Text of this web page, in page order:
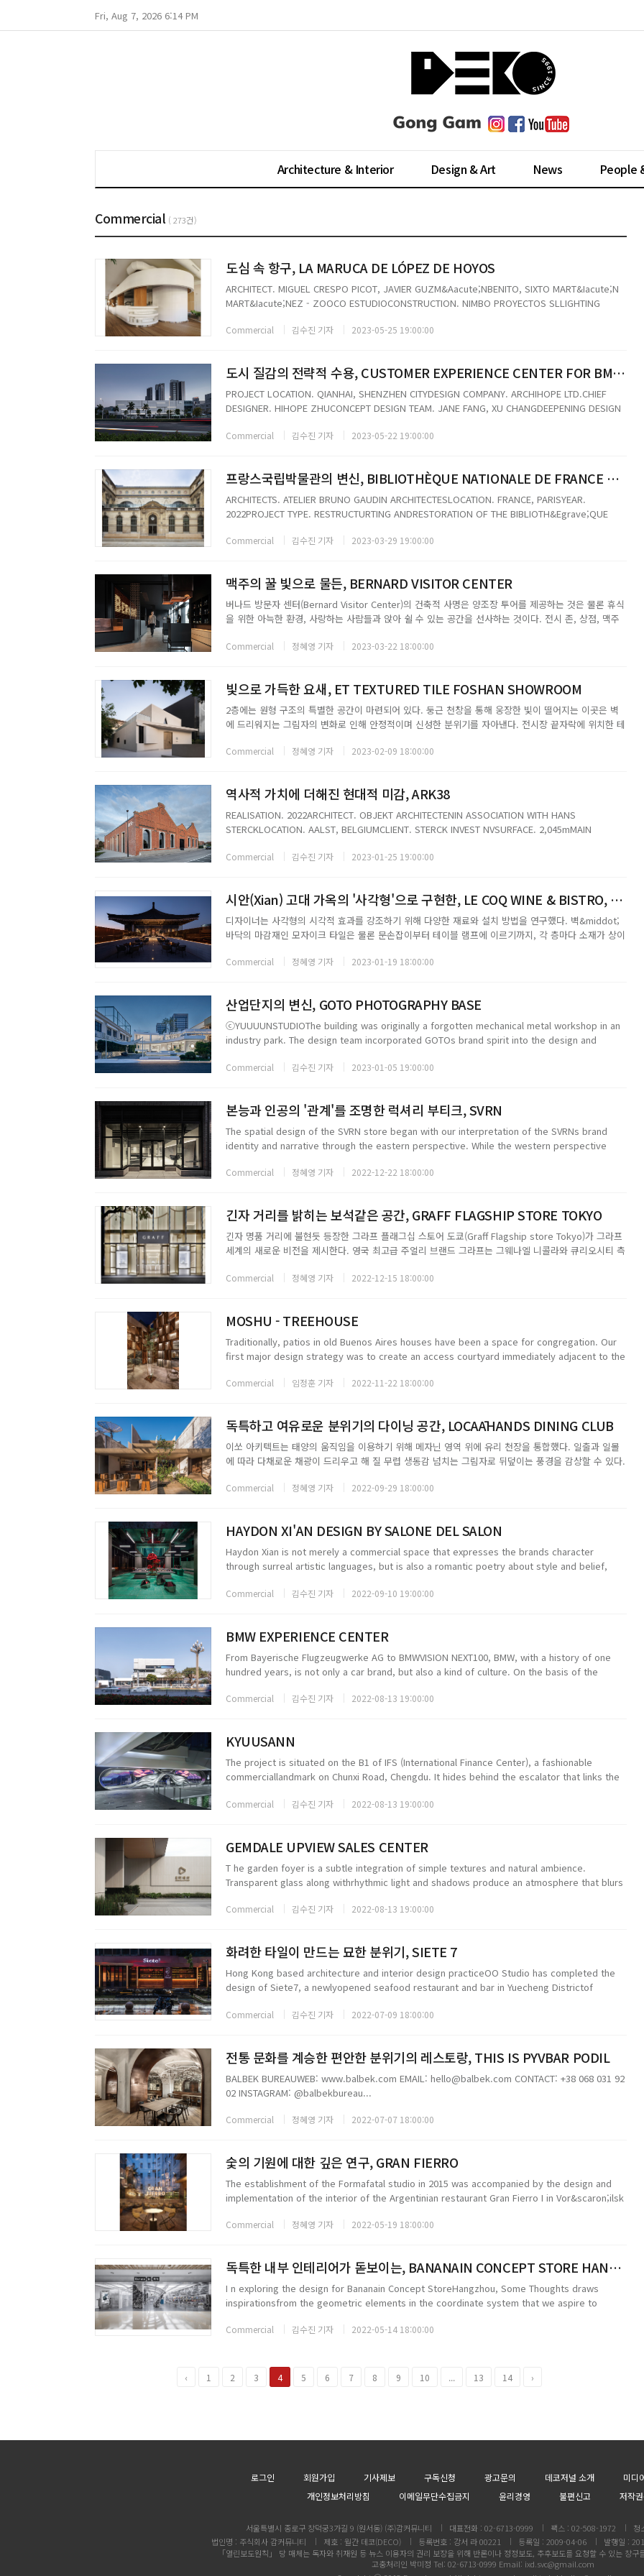
Fri, Aug 7, 2026 6:14 PM
Architecture & Interior Design & Art News People
Commercial ( 273건)
도심 속 항구, LA MARUCA DE LÓPEZ DE HOYOS
ARCHITECT. MIGUEL CRESPO PICOT, JAVIER GUZM&Aacute;NBENITO, SIXTO MART&Iacute;N
MART&Iacute;NEZ - ZOOCO ESTUDIOCONSTRUCTION. NIMBO PROYECTOS SLLIGHTING
Commercial 김수진 기자 2023-05-25 19:00:00
도시 질감의 전략적 수용, CUSTOMER EXPERIENCE CENTER FOR BMW IN QIANHAI
PROJECT LOCATION. QIANHAI, SHENZHEN CITYDESIGN COMPANY. ARCHIHOPE LTD.CHIEF
DESIGNER. HIHOPE ZHUCONCEPT DESIGN TEAM. JANE FANG, XU CHANGDEEPENING DESIGN
Commercial 김수진 기자 2023-05-22 19:00:00
프랑스국립박물관의 변신, BIBLIOTHÈQUE NATIONALE DE FRANCE RICHELIEU: LA BNF
​​​​​​​ARCHITECTS. ATELIER BRUNO GAUDIN ARCHITECTESLOCATION. FRANCE, PARISYEAR.
2022PROJECT TYPE. RESTRUCTURTING ANDRESTORATION OF THE BIBLIOTH&Egrave;QUE
Commercial 김수진 기자 2023-03-29 19:00:00
맥주의 꿀 빛으로 물든, BERNARD VISITOR CENTER
버나드 방문자 센터(Bernard Visitor Center)의 건축적 사명은 양조장 투어를 제공하는 것은 물론 휴식
을 위한 아늑한 환경, 사랑하는 사람들과 앉아 쉴 수 있는 공간을 선사하는 것이다. 전시 존, 상점, 맥주
과 여행객을 반갑게 맞이한다. 새...
Commercial 정혜영 기자 2023-03-22 18:00:00
빛으로 가득한 요새, ET TEXTURED TILE FOSHAN SHOWROOM
2층에는 원형 구조의 특별한 공간이 마련되어 있다. 둥근 천창을 통해 웅장한 빛이 떨어지는 이곳은 벽
에 드리워지는 그림자의 변화로 인해 안정적이며 신성한 분위기를 자아낸다. 전시장 끝자락에 위치한 테
타일은 공간의 연속성을 강조하며 지루하지 않은 디자인을 완성...
Commercial 정혜영 기자 2023-02-09 18:00:00
역사적 가치에 더해진 현대적 미감, ARK38
REALISATION. 2022ARCHITECT. OBJEKT ARCHITECTENIN ASSOCIATION WITH HANS
STERCKLOCATION. AALST, BELGIUMCLIENT. STERCK INVEST NVSURFACE. 2,045mMAIN
Commercial 김수진 기자 2023-01-25 19:00:00
시안(Xian) 고대 가옥의 '사각형'으로 구현한, LE COQ WINE & BISTRO, XIAN
디자이너는 사각형의 시각적 효과를 강조하기 위해 다양한 재료와 설치 방법을 연구했다. 벽&middot;
바닥의 마감재인 모자이크 타일은 물론 문손잡이부터 테이블 램프에 이르기까지, 각 층마다 소재가 상이
마련되어 있다. 비교적 채광이 약한 이곳은 은은하게 빛을...
Commercial 정혜영 기자 2023-01-19 18:00:00
산업단지의 변신, GOTO PHOTOGRAPHY BASE
ⓒYUUUUNSTUDIOThe building was originally a forgotten mechanical metal workshop in an
industry park. The design team incorporated GOTOs brand spirit into the design and
Commercial 김수진 기자 2023-01-05 19:00:00
본능과 인공의 '관계'를 조명한 럭셔리 부티크, SVRN
The spatial design of the SVRN store began with our interpretation of the SVRNs brand
identity and narrative through the eastern perspective. While the western perspective
Commercial 정혜영 기자 2022-12-22 18:00:00
긴자 거리를 밝히는 보석같은 공간, GRAFF FLAGSHIP STORE TOKYO
긴자 명품 거리에 불현듯 등장한 그라프 플래그십 스토어 도쿄(Graff Flagship store Tokyo)가 그라프
세계의 새로운 비전을 제시한다. 영국 최고급 주얼리 브랜드 그라프는 그웨나엘 니콜라와 큐리오시티 측
반짝이는 베일에 둘러싸인 스토어의 전면...
Commercial 정혜영 기자 2022-12-15 18:00:00
MOSHU - TREEHOUSE
Traditionally, patios in old Buenos Aires houses have been a space for congregation. Our
first major design strategy was to create an access courtyard immediately adjacent to the
Commercial 임정훈 기자 2022-11-22 18:00:00
독특하고 여유로운 분위기의 다이닝 공간, LOCAĀHANDS DINING CLUB
이쏘 아키텍트는 태양의 움직임을 이용하기 위해 메자닌 영역 위에 유리 천장을 통합했다. 일출과 일몰
에 따라 다채로운 채광이 드리우고 해 질 무렵 생동감 넘치는 그림자로 뒤덮이는 풍경을 감상할 수 있다.
로컬 소스 재료를 사용하는 운영방식에 중점을...
Commercial 정혜영 기자 2022-09-29 18:00:00
HAYDON XI'AN DESIGN BY SALONE DEL SALON
Haydon Xian is not merely a commercial space that expresses the brands character
through surreal artistic languages, but is also a romantic poetry about style and belief,
Commercial 김수진 기자 2022-09-10 19:00:00
BMW EXPERIENCE CENTER
From Bayerische Flugzeugwerke AG to BMWVISION NEXT100, BMW, with a history of one
hundred years, is not only a car brand, but also a kind of culture. On the basis of the
Commercial 김수진 기자 2022-08-13 19:00:00
KYUUSANN
The project is situated on the B1 of IFS (International Finance Center), a fashionable
commerciallandmark on Chunxi Road, Chengdu. It hides behind the escalator that links the
Commercial 김수진 기자 2022-08-13 19:00:00
GEMDALE UPVIEW SALES CENTER
T he garden foyer is a subtle integration of simple textures and natural ambience.
Transparent glass along withrhythmic light and shadows produce an atmosphere that blurs
Commercial 김수진 기자 2022-08-13 19:00:00
화려한 타일이 만드는 묘한 분위기, SIETE 7
Hong Kong based architecture and interior design practiceOO Studio has completed the
design of Siete7, a newlyopened seafood restaurant and bar in Yuecheng Districtof
Commercial 김수진 기자 2022-07-09 18:00:00
전통 문화를 계승한 편안한 분위기의 레스토랑, THIS IS PYVBAR PODIL
BALBEK BUREAUWEB: www.balbek.com EMAIL: hello@balbek.com CONTACT: +38 068 031 92
02 INSTAGRAM: @balbekbureau...
Commercial 정혜영 기자 2022-07-07 18:00:00
숯의 기원에 대한 깊은 연구, GRAN FIERRO
The establishment of the Formafatal studio in 2015 was accompanied by the design and
implementation of the interior of the Argentinian restaurant Gran Fierro I in Vor&scaron;ilsk
Commercial 정혜영 기자 2022-05-19 18:00:00
독특한 내부 인테리어가 돋보이는, BANANAIN CONCEPT STORE HANGZHOU
I n exploring the design for Bananain Concept StoreHangzhou, Some Thoughts draws
inspirationsfrom the geometric elements in the coordinate system that we aspire to
Commercial 김수진 기자 2022-05-14 18:00:00
‹ 1 2 3 4 5 6 7 8 9 10 ... 13 14 ›
로그인 회원가입 기사제보 구독신청 광고문의 데코저널 소개
미디
개인정보처리방침
이메일무단수집금지 윤리경영 불편신고 저작
서울특별시 종로구 창덕궁3가길 9 (원서동) (주)감커뮤니티 대표전화 : 02-6713-0999 팩스 : 02-508-1972
청
법인명 : 주식회사 감커뮤니티
제호 : 월간 데코(DECO) 등록번호 : 강서 라 00221 등록일 : 2009-04-06
발행일 :
「열린보도원칙」 당 매체는 독자와 취재원 등 뉴스 이용자의 권리 보장을 위해 반론이나 정정보도, 추후보도를 요청할 수 있는 창구
고충처리인 박미정 Tel: 02-6713-0999 Email: ixd.svc@gmail.com